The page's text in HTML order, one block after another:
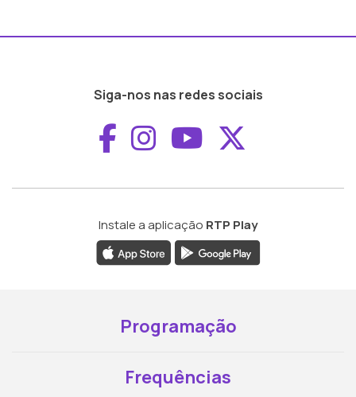
Siga-nos nas redes sociais
Aceder ao
Aceder ao
Aceder ao
Instale a aplicação RTP Play
Programação
Frequências